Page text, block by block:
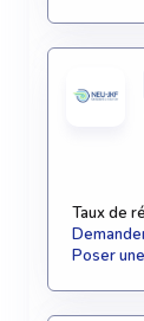
Taux de
Poser